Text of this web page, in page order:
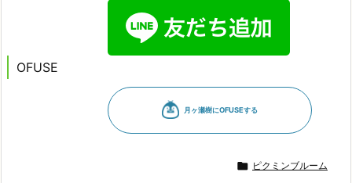
OFUSE
 ピクミンブルーム